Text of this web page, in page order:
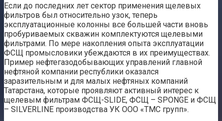
Если до последних лет сектор применения щелевых
фильтров был относительно узок, теперь
эксплуатационные колонны все большей части вновь
пробуриваемых скважин комплектуются щелевыми
фильтрами. По мере накопления опыта эксплуатации
ФСЩ промысловики убеждаются в их преимуществах.
Пример нефтегазодобывающих управлений главной
нефтяной компании республики оказался
заразительным и для малых нефтяных компаний
Татарстана, которые проявляют активный интерес к
щелевым фильтрам ФСЩ-SLIDE, ФСЩ – SPONGE и ФСЩ
– SILVERLINE производства УК ООО «ТМС групп».